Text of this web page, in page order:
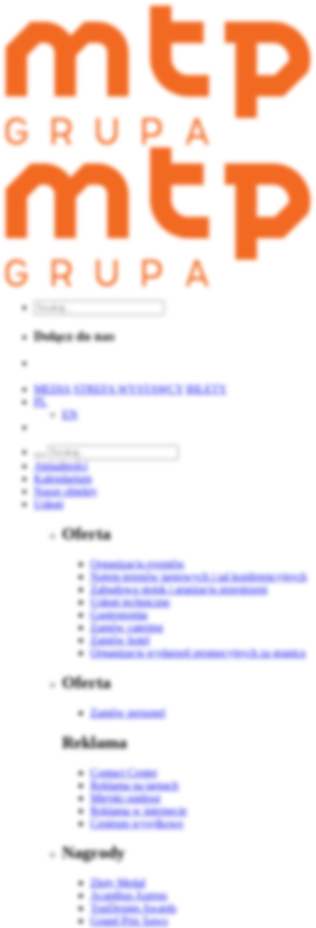
Dołącz do nas
MEDIA STREFA WYSTAWCY BILETY
PL
EN
Aktualności
Kalendarium
Nasze obiekty
Usługi
Oferta
Organizacja eventów
Najem terenów targowych i sal konferencyjnych
Zabudowa stoisk i aranżacja przestrzeni
Usługi techniczne
Gastronomia
Zamów catering
Zamów hotel
Organizacja wydarzeń promocyjnych za granicą
Oferta
Zamów personel
Reklama
Contact Center
Reklama na targach
Miejski outdoor
Reklama w internecie
Centrum wysyłkowe
Nagrody
Złoty Medal
Acanthus Aureus
TopDesign Awards
Grand Prix Sawo